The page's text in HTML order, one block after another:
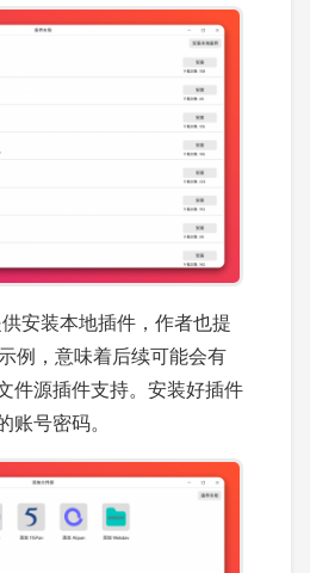
安装本地插件，作者也提
例，意味着后续可能会有
件源插件支持。安装好插件
账号密码。